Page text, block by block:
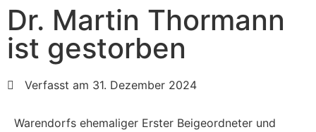
Dr. Martin Thormann
ist gestorben
Verfasst am 31. Dezember 2024
Warendorfs ehemaliger Erster Beigeordneter und